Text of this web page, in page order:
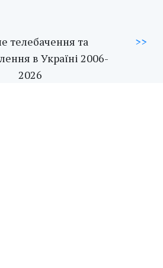
телебачення та
в Україні 2006-
2026
>>